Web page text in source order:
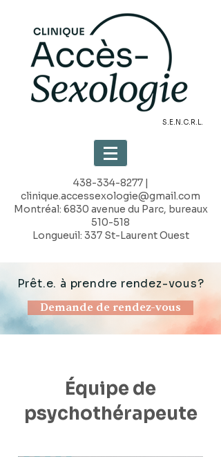
S.E.N.C.R.L.
438-334-8277|
clinique.accessexologie@gmail.com
Montréal: 6830 avenue du Parc, bureaux
510-518
Longueuil: 337 St-Laurent Ouest
Prêt.e. à prendre rendez-vous?
Demande de rendez-vous
Équipe de
psychothérapeute